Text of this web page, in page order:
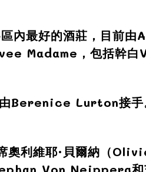
內最好的酒莊，目前由
Madame，包括幹白
由Berenice Lurton接手
奧利維耶·貝爾納（
Von Neipperg和